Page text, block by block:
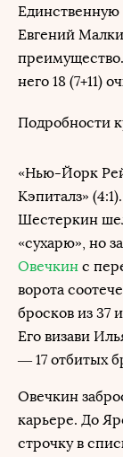
Единственную
Евгений
него 18 (7+11)
Подробности
«Нью-Йорк
Кэпиталз»
Шестеркин
«сухарю», но
Овечкин с
ворота
бросков из 37
Его визави
— 17 отбитых
Овечкин
карьере. До
строчку в